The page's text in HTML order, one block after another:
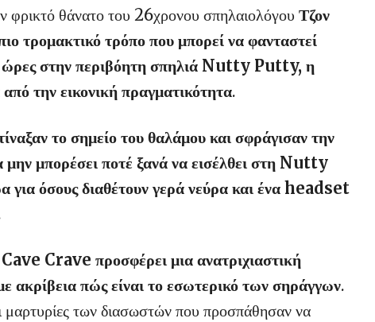
φρικτό θάνατο του 26χρονου σπηλαιολόγου Τζον
τρομακτικό τρόπο που μπορεί να φανταστεί
ώρες στην περιβόητη σπηλιά Nutty Putty, η
την εικονική πραγματικότητα.
το σημείο του θαλάμου και σφράγισαν την
μην μπορέσει ποτέ ξανά να εισέλθει στη Nutty
για όσους διαθέτουν γερά νεύρα και ένα headset
Crave προσφέρει μια ανατριχιαστική
ακρίβεια πώς είναι το εσωτερικό των σηράγγων.
μαρτυρίες των διασωστών που προσπάθησαν να